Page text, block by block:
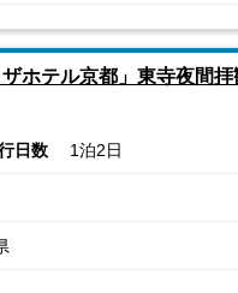
ザホテル京都」東寺夜間
日数 1泊2日